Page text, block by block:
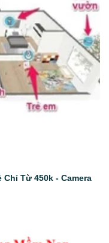
Từ 450k - Camera